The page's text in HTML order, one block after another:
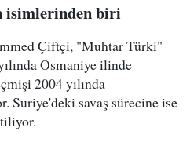
isimlerinden biri
Çiftçi, "Muhtar Türki"
Osmaniye ilinde
2004 yılında
Suriye'deki savaş sürecine ise